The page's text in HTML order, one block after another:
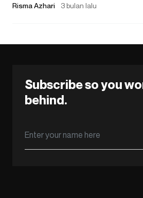
Risma Azhari 3 bulan lalu
Subscribe so you
behind.